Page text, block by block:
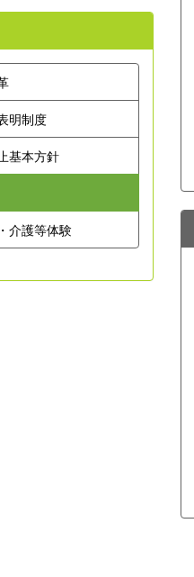
明制度
基本方針
介護等体験